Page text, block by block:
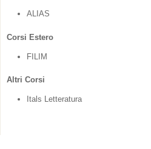
ALIAS
Corsi Estero
FILIM
Altri Corsi
Itals Letteratura